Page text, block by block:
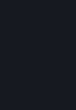
avec l'IA
*vibecoding
: journalistes,
veille-